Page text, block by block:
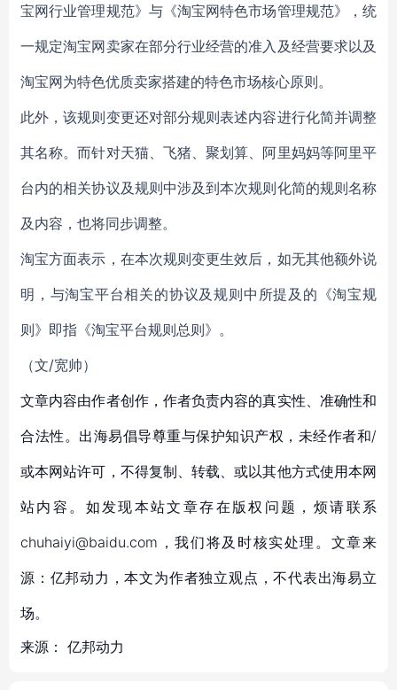
宝网行业管理规范》与《淘宝网特色市场管理规范》，统
一规定淘宝网卖家在部分行业经营的准入及经营要求以及
淘宝网为特色优质卖家搭建的特色市场核心原则。
此外，该规则变更还对部分规则表述内容进行化简并调整
其名称。而针对天猫、飞猪、聚划算、阿里妈妈等阿里平
台内的相关协议及规则中涉及到本次规则化简的规则名称
及内容，也将同步调整。
淘宝方面表示，在本次规则变更生效后，如无其他额外说
明，与淘宝平台相关的协议及规则中所提及的《淘宝规
则》即指《淘宝平台规则总则》。
（文/宽帅）
文章内容由作者创作，作者负责内容的真实性、准确性和
合法性。出海易倡导尊重与保护知识产权，未经作者和/
或本网站许可，不得复制、转载、或以其他方式使用本网
站内容。如发现本站文章存在版权问题，烦请联系
chuhaiyi@baidu.com，我们将及时核实处理。文章来
源：亿邦动力，本文为作者独立观点，不代表出海易立
场。
来源： 亿邦动力